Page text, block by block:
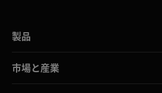
製品
市場と産業